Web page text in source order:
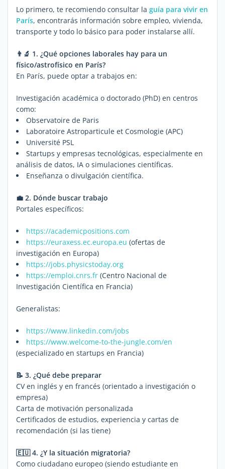
Lo primero, te recomiendo consultar la guía para vivir en
París, encontrarás información sobre empleo, vivienda,
transporte y todo lo básico para poder instalarse allí.
👨‍🔬 1. ¿Qué opciones laborales hay para un
físico/astrofísico en París?
En París, puede optar a trabajos en:
Investigación académica o doctorado (PhD) en centros
como:
Observatoire de Paris
Laboratoire Astroparticule et Cosmologie (APC)
Université PSL
Startups y empresas tecnológicas, especialmente en
análisis de datos, IA o simulaciones científicas.
Enseñanza o divulgación científica.
💼 2. Dónde buscar trabajo
Portales específicos:
https://academicpositions.com
https://euraxess.ec.europa.eu (ofertas de
investigación en Europa)
https://jobs.physicstoday.org
https://emploi.cnrs.fr (Centro Nacional de
Investigación Científica en Francia)
Generalistas:
https://www.linkedin.com/jobs
https://www.welcome-to-the-jungle.com/en
(especializado en startups en Francia)
📝 3. ¿Qué debe preparar
CV en inglés y en francés (orientado a investigación o
empresa)
Carta de motivación personalizada
Certificados de estudios, experiencia y cartas de
recomendación (si las tiene)
🇪🇺 4. ¿Y la situación migratoria?
Como ciudadano europeo (siendo estudiante en